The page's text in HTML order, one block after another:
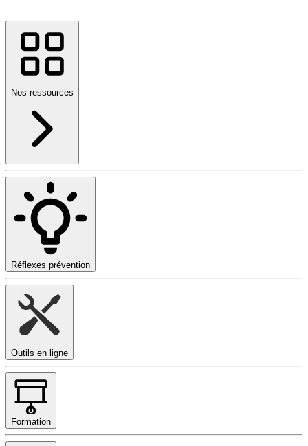
Nos ressources
Réflexes prévention
Outils en ligne
Formation